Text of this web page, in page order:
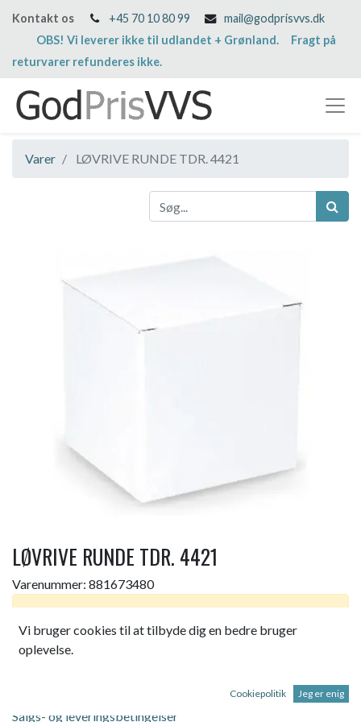
Kontakt os +45 70 10 80 99
mail@godprisvvs.dk
OBS! Vi leverer ikke til udlandet + Grønland. Fragt på
returvarer refunderes ikke.
Varer LØVRIVE RUNDE TDR. 4421
LØVRIVE RUNDE TDR. 4421
Varenummer: 881673480
Salgs- og leveringsbetingelser
Vi bruger cookies til at tilbyde dig en bedre bruger
oplevelse.
Cookiepolitik Jeg er enig